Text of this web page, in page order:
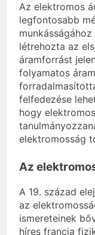
Az elektromos
legfontosabb
létrehozta az
áramforrást
folyamatos
felfedezése
hogy
elektromosság
Az
A 19. század
az
ismereteinek
híres francia